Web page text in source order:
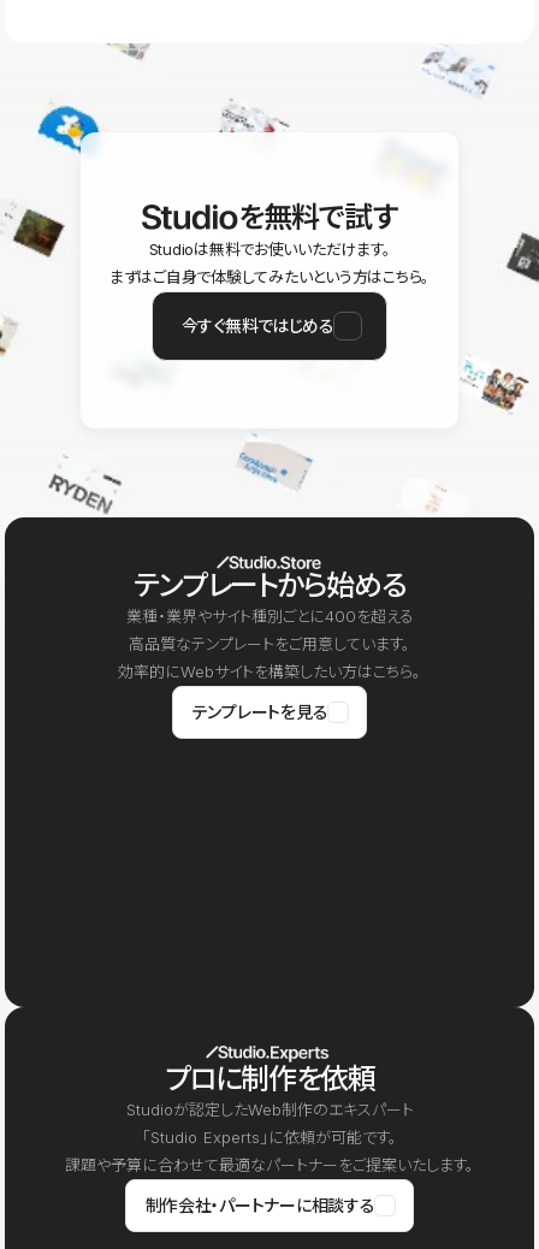
ユーザー同士で質問・相談できるコミュニティもご利用ください。
を無料で試す
Studioは無料でお使いいただけます。
まずはご自身で体験してみたいという方はこちら。
今すぐ無料ではじめる
テンプレートから始める
業種・業界やサイト種別ごとに400を超える
高品質なテンプレートをご用意しています。
効率的にWebサイトを構築したい方はこちら。
テンプレートを見る
プロに制作を依頼
Studioが認定したWeb制作のエキスパート
「Studio Experts」に依頼が可能です。
課題や予算に合わせて最適なパートナーをご提案いたします。
制作会社・パートナーに相談する